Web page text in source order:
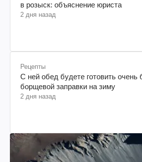
в розыск: объяснение юриста
2 дня назад
Рецепты
С ней обед будете готовить очень
борщевой заправки на зиму
2 дня назад